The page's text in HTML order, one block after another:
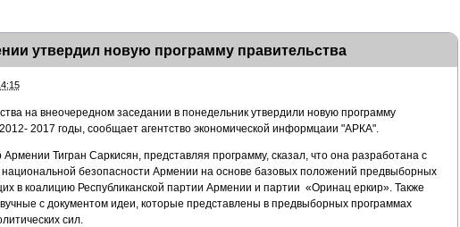
утвердил новую программу правительства
на внеочередном заседании в понедельник утвердили новую программу
2017 годы, сообщает агентство экономической информцаии "АРКА".
Тигран Саркисян, представляя программу, сказал, что она разработана с
национальной безопасности Армении на основе базовых положений предвыборных
в коалицию Республиканской партии Армении и партии «Оринац еркир». Также
с документом идеи, которые представлены в предвыборных программах
сил.